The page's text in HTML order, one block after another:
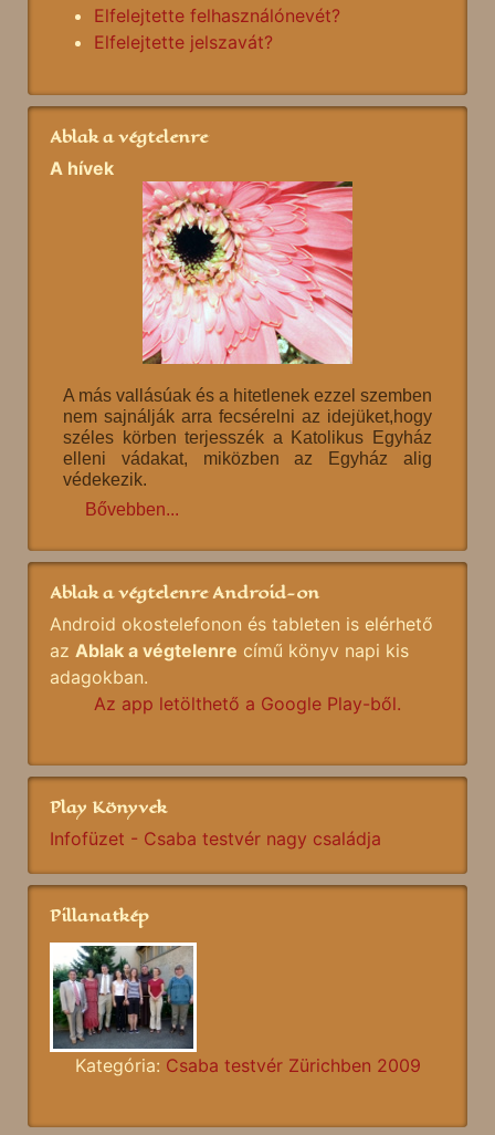
Elfelejtette felhasználónevét?
Elfelejtette jelszavát?
Ablak a végtelenre
A hívek
A más vallásúak és a hitetlenek ezzel szemben
nem sajnálják arra fecsérelni az idejüket,hogy
széles körben terjesszék a Katolikus Egyház
elleni vádakat, miközben az Egyház alig
védekezik.
Bővebben...
Ablak a végtelenre Android-on
Android okostelefonon és tableten is elérhető
az Ablak a végtelenre című könyv napi kis
adagokban.
Az app letölthető a Google Play-ből.
Play Könyvek
Infofüzet - Csaba testvér nagy családja
Pillanatkép
Kategória: Csaba testvér Zürichben 2009